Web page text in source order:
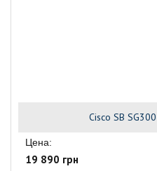
Cisco SB
Цена:
19 890 грн